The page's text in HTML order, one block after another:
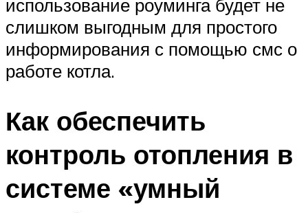
использование роуминга будет не
слишком выгодным для простого
информирования с помощью смс о
работе котла.
Как обеспечить
контроль отопления в
системе «умный